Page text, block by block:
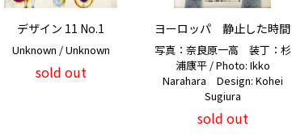
デザイン 11 No.1
Unknown / Unknown
sold out
ヨーロッパ 静止した時間
写真：奈良原一高 装丁：杉
浦康平 / Photo: Ikko
Narahara Design: Kohei
Sugiura
sold out